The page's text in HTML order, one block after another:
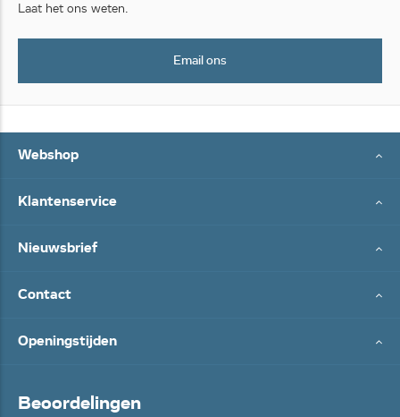
Laat het ons weten.
Email ons
Webshop
Klantenservice
Nieuwsbrief
Contact
Openingstijden
Beoordelingen